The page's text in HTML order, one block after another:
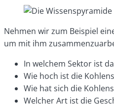
Nehmen wir zum Beispiel
um mit ihm
In welchem Sektor ist
Wie hoch ist die
Wie hat sich die
Welcher Art ist die